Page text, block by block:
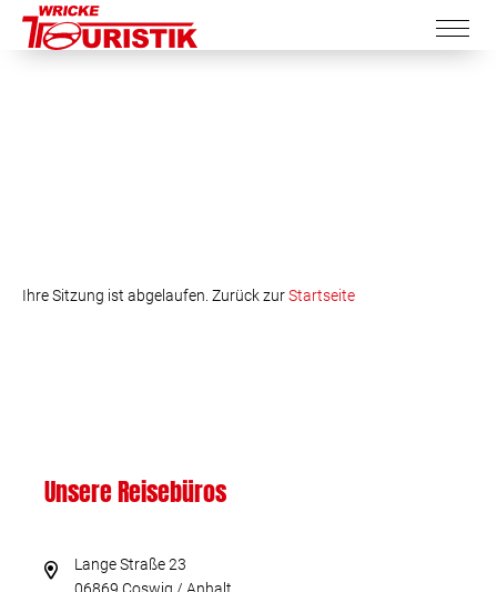
Ihre Sitzung ist abgelaufen. Zurück zurStartseite
Unsere Reisebüros
Lange Straße 23